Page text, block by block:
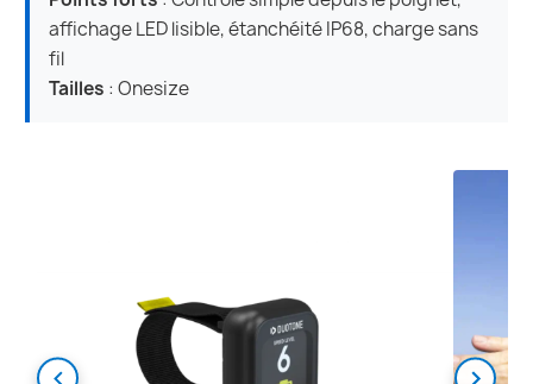
affichage LED lisible, étanchéité IP68, charge sans
fil
Tailles : Onesize